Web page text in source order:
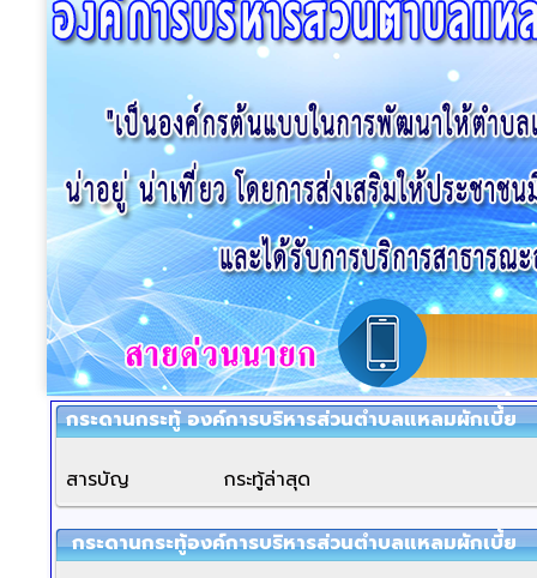
กระดานกระทู้ องค์การบริหารส่วนตำบลแหลมผักเบี้ย
สารบัญ กระทู้ล่าสุด
กระดานกระทู้องค์การบริหารส่วนตำบลแหลมผักเบี้ย